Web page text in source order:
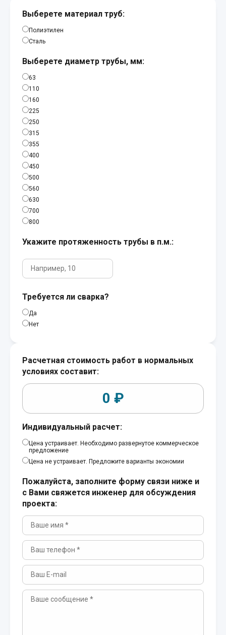
Выберете материал труб:
Полиэтилен
Сталь
Выберете диаметр трубы, мм:
63
110
160
225
250
315
355
400
450
500
560
630
700
800
Укажите протяженность трубы в п.м.:
Требуется ли сварка?
Да
Нет
Расчетная стоимость работ в нормальных
условиях составит:
0 ₽
Индивидуальный расчет:
Цена устраивает. Необходимо развернутое коммерческое
предложение
Цена не устраивает. Предложите варианты экономии
Пожалуйста, заполните форму связи ниже и
с Вами свяжется инженер для обсуждения
проекта: